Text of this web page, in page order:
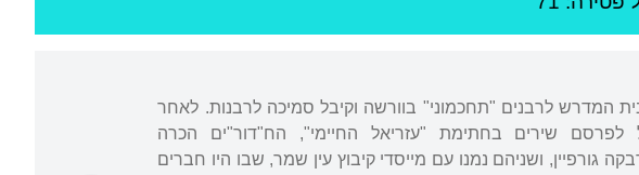
בבית המדרש לרבנים "תחכמוני" בוורשה וקיבל סמיכה לרבנות. לאחר
לפרסם שירים בחתימת "עזריאל החיימי", הח"דור"ים הכרה
הסופרת רבקה גורפיין, ושניהם נמנו עם מייסדי קיבוץ עין שמר, שבו היו חברים